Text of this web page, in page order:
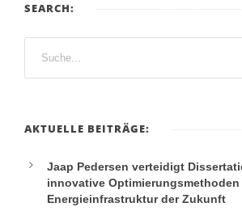
SEARCH:
AKTUELLE BEITRÄGE:
Jaap Pedersen verteidigt
innovative
Energieinfrastruktur der Zukunft